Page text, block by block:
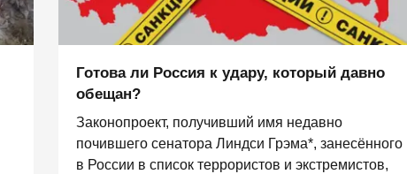
Готова ли Россия к удару, который давно
обещан?
Законопроект, получивший имя недавно
почившего сенатора Линдси Грэма*, занесённого
в России в список террористов и экстремистов,